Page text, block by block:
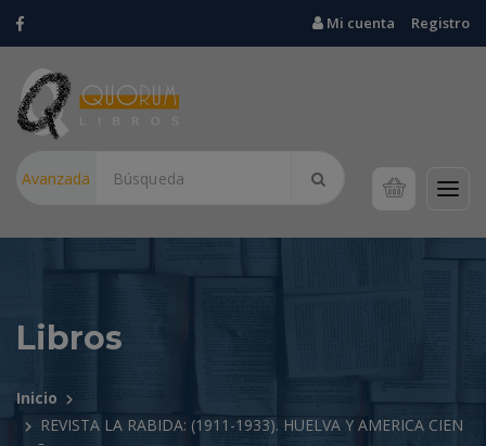
Mi cuenta Registro
Avanzada
Libros
Inicio
REVISTA LA RABIDA: (1911-1933). HUELVA Y AMERICA CIEN